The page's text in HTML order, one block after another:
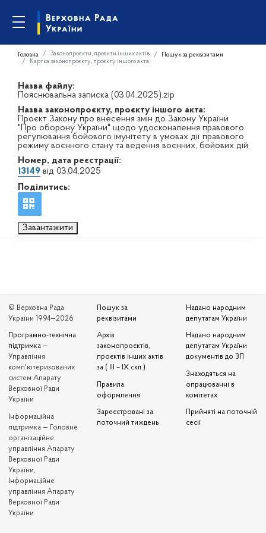
Головна Законопроєкти, проєкти інших актів
Пошук за реквізитами
Картка законопроєкту, проєкту іншого акта
Назва файлу:
Пояснювальна записка (03.04.2025).zip
Назва законопроєкту, проєкту іншого акта:
Проєкт Закону про внесення змін до Закону України
"Про оборону України" щодо удосконалення правового
регулювання бойового імунітету в умовах дії правового
режиму воєнного стану та ведення воєнних, бойових дій
Номер, дата реєстрації:
13149 від 03.04.2025
Поділитись:
Завантажити
© Верховна Рада
України 1994—2026
Програмно-технічна
підтримка —
Управління
комп'ютеризованих
систем Апарату
Верховної Ради
України
Iнформаційна
підтримка — Головне
організаційне
управління Апарату
Верховної Ради
України,
Інформаційне
управління Апарату
Верховної Ради
України
Пошук за
реквізитами
Архів
законопроєктів,
проєктів інших актів
за ( III – IX скл.)
Правила
оформлення
Зареєстровані за
поточний тиждень
Надано народним
депутатам України
Надано народним
депутатам України
документів до ЗП
Знаходяться на
опрацюванні в
комітетах
Прийняті на поточній
сесії